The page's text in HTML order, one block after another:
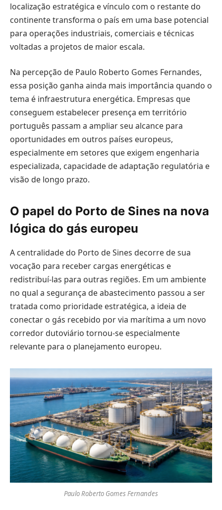
localização estratégica e vínculo com o restante do
continente transforma o país em uma base potencial
para operações industriais, comerciais e técnicas
voltadas a projetos de maior escala.
Na percepção de Paulo Roberto Gomes Fernandes,
essa posição ganha ainda mais importância quando o
tema é infraestrutura energética. Empresas que
conseguem estabelecer presença em território
português passam a ampliar seu alcance para
oportunidades em outros países europeus,
especialmente em setores que exigem engenharia
especializada, capacidade de adaptação regulatória e
visão de longo prazo.
O papel do Porto de Sines na nova
lógica do gás europeu
A centralidade do Porto de Sines decorre de sua
vocação para receber cargas energéticas e
redistribuí-las para outras regiões. Em um ambiente
no qual a segurança de abastecimento passou a ser
tratada como prioridade estratégica, a ideia de
conectar o gás recebido por via marítima a um novo
corredor dutoviário tornou-se especialmente
relevante para o planejamento europeu.
Paulo Roberto Gomes Fernandes